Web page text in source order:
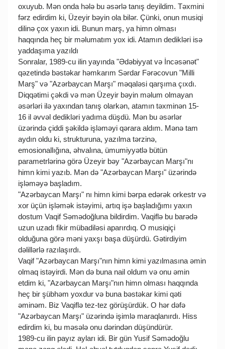
oxuyub. Mən onda hələ bu əsərlə tanış deyildim. Təxmini
fərz edirdim ki, Üzeyir bəyin ola bilər. Çünki, onun musiqi
dilinə çox yaxın idi. Bunun marş, ya himn olması
haqqında heç bir məlumatım yox idi. Atamın dedikləri isə
yaddaşıma yazıldı
Sonralar, 1989-cu ilin yayında "Ədəbiyyat və İncəsənət"
qəzetində bəstəkar həmkarım Sərdar Fərəcovun "Milli
Marş" və "Azərbaycan Marşı" məqaləsi qarşıma çıxdı.
Diqqətimi çəkdi və mən Üzeyir bəyin məlum olmayan
əsərləri ilə yaxından tanış olarkən, atamın təxminən 15-
16 il əvvəl dedikləri yadıma düşdü. Mən bu əsərlər
üzərində çiddi şəkildə işləməyi qərara aldım. Mənə tam
aydın oldu ki, strukturuna, yazılma tərzinə,
emosionallığına, əhvalına, ümumiyyətlə bütün
parametrlərinə görə Üzeyir bəy "Azərbaycan Marşı"nı
himn kimi yazıb. Mən də "Azərbaycan Marşı" üzərində
işləməyə başladım.
"Azərbaycan Marşı" nı himn kimi bərpa edərək orkestr və
xor üçün işləmək istəyimi, artıq işə başladığımı yaxın
dostum Vaqif Səmədoğluna bildirdim. Vaqiflə bu barədə
uzun uzadı fikir mübadiləsi aparırdıq. O musiqiçi
olduğuna görə məni yaxşı başa düşürdü. Gətirdiyim
dəlillərlə razılaşırdı.
Vaqif "Azərbaycan Marşı"nın himn kimi yazılmasına əmin
olmaq istəyirdi. Mən də buna nail oldum və onu əmin
etdim ki, "Azərbaycan Marşı"nın himn olması haqqında
heç bir şübhəm yoxdur və buna bəstəkar kimi qəti
əminəm. Biz Vaqiflə tez-tez görüşürdük. O hər dəfə
"Azərbaycan Marşı" üzərində işimlə maraqlanırdı. Hiss
edirdim ki, bu məsələ onu dərindən düşündürür.
1989-cu ilin payız ayları idi. Bir gün Yusif Səmədoğlu